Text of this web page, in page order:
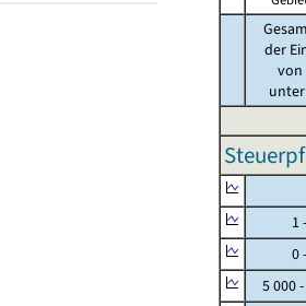
der
von
unter
1 -
0 -
5 000